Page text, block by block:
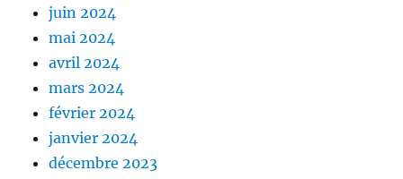
juin 2024
mai 2024
avril 2024
mars 2024
février 2024
janvier 2024
décembre 2023